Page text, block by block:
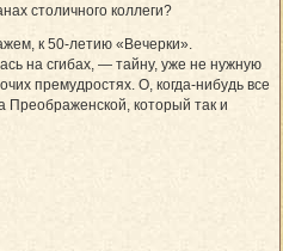
столичного коллеги?
к 50-летию «Вечерки».
на сгибах, — тайну, уже не нужную
премудростях. О, когда-нибудь все
который так и